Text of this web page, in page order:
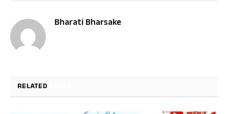
Bharati Bharsake
RELATED